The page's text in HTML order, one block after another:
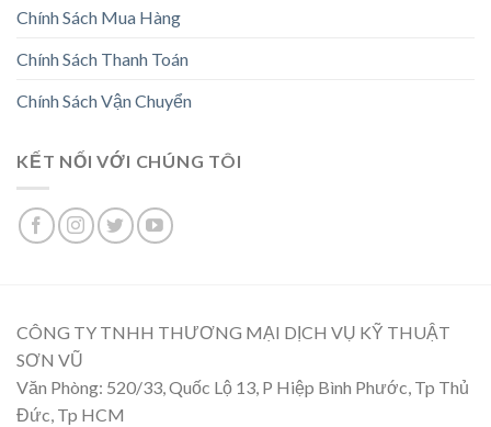
Chính Sách Mua Hàng
Chính Sách Thanh Toán
Chính Sách Vận Chuyển
KẾT NỐI VỚI CHÚNG TÔI
CÔNG TY TNHH THƯƠNG MẠI DỊCH VỤ KỸ THUẬT
SƠN VŨ
Văn Phòng: 520/33, Quốc Lộ 13, P Hiệp Bình Phước, Tp Thủ
Đức, Tp HCM